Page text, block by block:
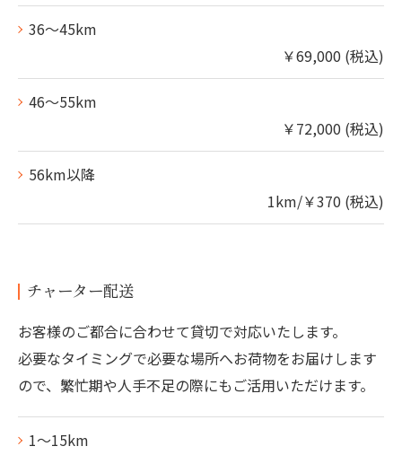
36～45km
￥69,000 (税込)
46～55km
￥72,000 (税込)
56km以降
1km/￥370 (税込)
チャーター配送
お客様のご都合に合わせて貸切で対応いたします。
必要なタイミングで必要な場所へお荷物をお届けします
ので、繁忙期や人手不足の際にもご活用いただけます。
1～15km